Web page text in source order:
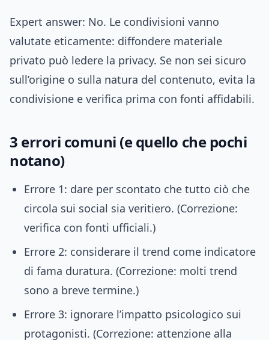
Expert answer: No. Le condivisioni vanno
valutate eticamente: diffondere materiale
privato può ledere la privacy. Se non sei sicuro
sull’origine o sulla natura del contenuto, evita la
condivisione e verifica prima con fonti affidabili.
3 errori comuni (e quello che pochi
notano)
Errore 1: dare per scontato che tutto ciò che
circola sui social sia veritiero. (Correzione:
verifica con fonti ufficiali.)
Errore 2: considerare il trend come indicatore
di fama duratura. (Correzione: molti trend
sono a breve termine.)
Errore 3: ignorare l’impatto psicologico sui
protagonisti. (Correzione: attenzione alla